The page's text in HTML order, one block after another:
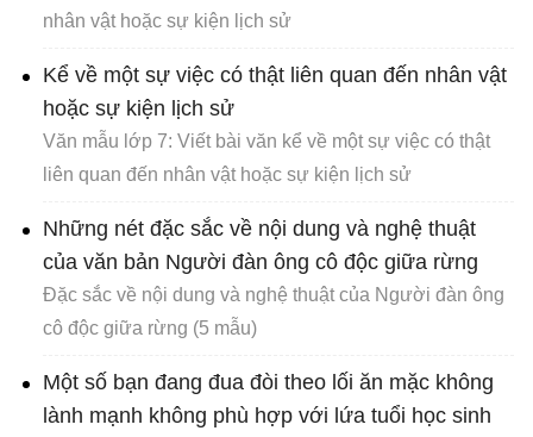
nhân vật hoặc sự kiện lịch sử
Kể về một sự việc có thật liên quan đến nhân vật
hoặc sự kiện lịch sử
Văn mẫu lớp 7: Viết bài văn kể về một sự việc có thật
liên quan đến nhân vật hoặc sự kiện lịch sử
Những nét đặc sắc về nội dung và nghệ thuật
của văn bản Người đàn ông cô độc giữa rừng
Đặc sắc về nội dung và nghệ thuật của Người đàn ông
cô độc giữa rừng (5 mẫu)
Một số bạn đang đua đòi theo lối ăn mặc không
lành mạnh không phù hợp với lứa tuổi học sinh